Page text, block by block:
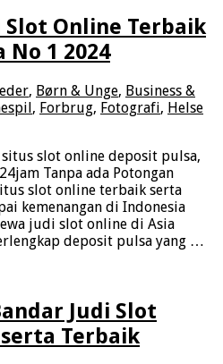
Online Terbaik
1 2024
, Børn & Unge, Business &
, Forbrug, Fotografi, Helse
slot online deposit pulsa,
Tanpa ada Potongan
slot online terbaik serta
kemenangan di Indonesia
judi slot online di Asia
deposit pulsa yang …
Judi Slot
Terbaik